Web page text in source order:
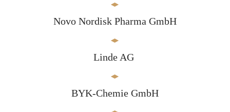
Novo Nordisk Pharma GmbH
Linde AG
BYK-Chemie GmbH